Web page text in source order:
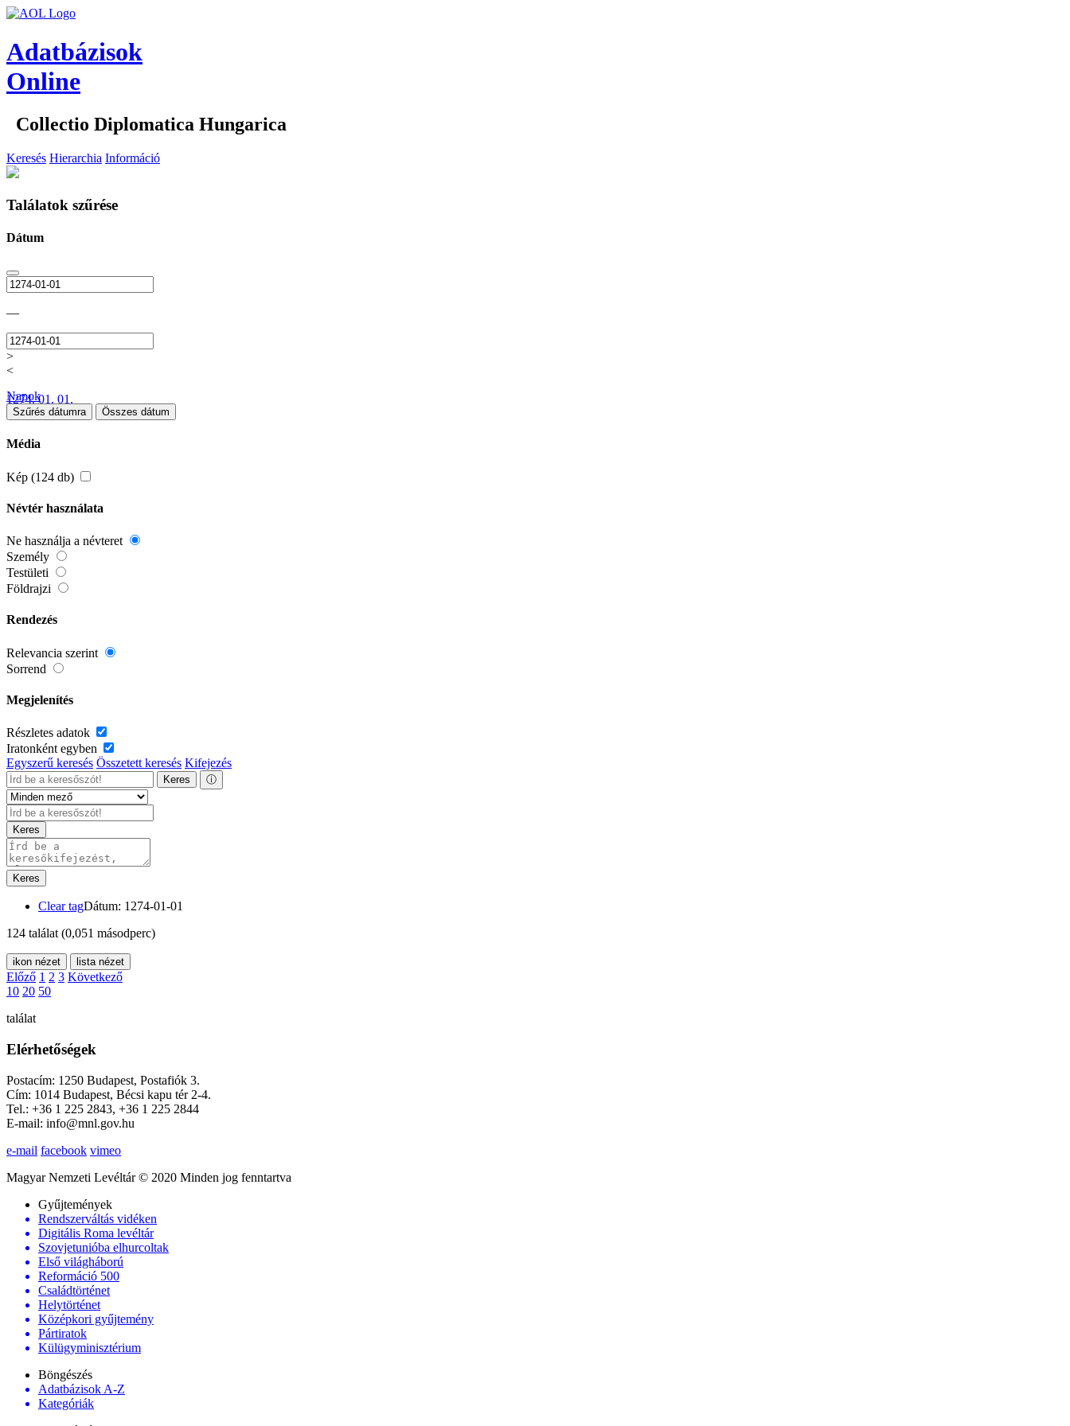
Adatbázisok
Online
Collectio Diplomatica Hungarica
Keresés Hierarchia Információ
Találatok szűrése
Dátum
—
>
<
1274. 01. 01.
Napok
Szűrés dátumra Összes dátum
Média
Kép (124 db)
Névtér használata
Ne használja a névteret
Személy
Testületi
Földrajzi
Rendezés
Relevancia szerint
Sorrend
Megjelenítés
Részletes adatok
Iratonként egyben
Egyszerű keresés Összetett keresés Kifejezés
Keres ⓘ
Keres
Keres
Clear tagDátum: 1274-01-01
124 találat (0,051 másodperc)
ikon nézet lista nézet
Előző 1 2 3 Következő
10 20 50
találat
Elérhetőségek
Postacím: 1250 Budapest, Postafiók 3.
Cím: 1014 Budapest, Bécsi kapu tér 2-4.
Tel.: +36 1 225 2843, +36 1 225 2844
E-mail: info@mnl.gov.hu
e-mail facebook vimeo
Magyar Nemzeti Levéltár © 2020 Minden jog fenntartva
Gyűjtemények
Rendszerváltás vidéken
Digitális Roma levéltár
Szovjetunióba elhurcoltak
Első világháború
Reformáció 500
Családtörténet
Helytörténet
Középkori gyűjtemény
Pártiratok
Külügyminisztérium
Böngészés
Adatbázisok A-Z
Kategóriák